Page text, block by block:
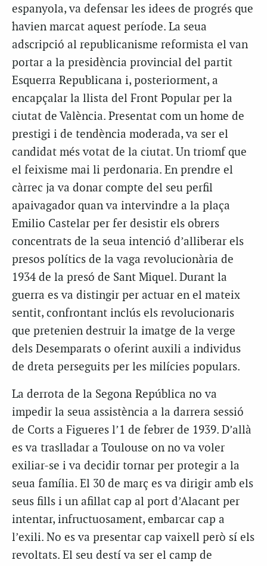
espanyola, va defensar les idees de progrés que
havien marcat aquest període. La seua
adscripció al republicanisme reformista el van
portar a la presidència provincial del partit
Esquerra Republicana i, posteriorment, a
encapçalar la llista del Front Popular per la
ciutat de València. Presentat com un home de
prestigi i de tendència moderada, va ser el
candidat més votat de la ciutat. Un triomf que
el feixisme mai li perdonaria. En prendre el
càrrec ja va donar compte del seu perfil
apaivagador quan va intervindre a la plaça
Emilio Castelar per fer desistir els obrers
concentrats de la seua intenció d’alliberar els
presos polítics de la vaga revolucionària de
1934 de la presó de Sant Miquel. Durant la
guerra es va distingir per actuar en el mateix
sentit, confrontant inclús els revolucionaris
que pretenien destruir la imatge de la verge
dels Desemparats o oferint auxili a individus
de dreta perseguits per les milícies populars.
La derrota de la Segona República no va
impedir la seua assistència a la darrera sessió
de Corts a Figueres l’1 de febrer de 1939. D’allà
es va traslladar a Toulouse on no va voler
exiliar-se i va decidir tornar per protegir a la
seua família. El 30 de març es va dirigir amb els
seus fills i un afillat cap al port d’Alacant per
intentar, infructuosament, embarcar cap a
l’exili. No es va presentar cap vaixell però sí els
revoltats. El seu destí va ser el camp de